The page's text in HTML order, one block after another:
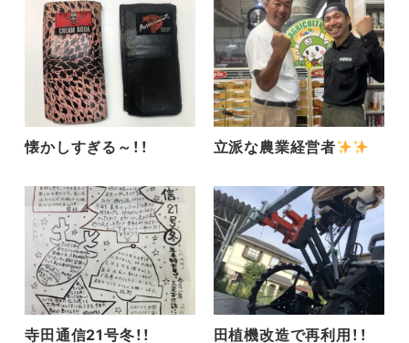
懐かしすぎる～！！ 立派な農業経営者
寺田通信21号冬！！ 田植機改造で再利用！！